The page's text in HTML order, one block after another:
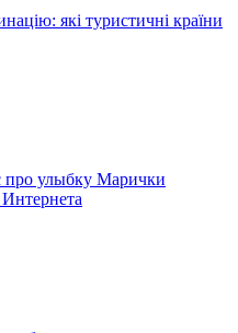
які туристичні країни
про улыбку Марички